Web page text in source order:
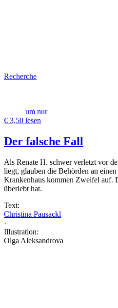
Recherche
um nur
€ 3,50 lesen
Der falsche Fall
Als Renate H. schwer verletzt vor
liegt, glauben die Behörden an
Krankenhaus kommen Zweifel auf.
überlebt hat.
Text:
Christina Pausackl
·
Illustration:
Olga Aleksandrova